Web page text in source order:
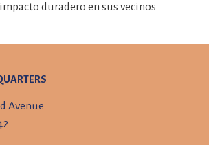
duradero en sus vecinos
Avenue